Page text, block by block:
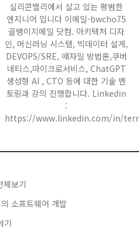
실리콘밸리에서 살고 있는 평범한
엔지니어 입니다 이메일-bwcho75
골뱅이지메일 닷컴. 아키텍처 디자
인, 머신러닝 시스템, 빅데이터 설계,
DEVOPS/SRE, 애자일 방법론,쿠버
네티스,마이크로서비스, ChatGPT
생성형 AI , CTO 등에 대한 기술 멘
토링과 강의 진행합니다. Linkedin
:
https://www.linkedin.com/in/
체보기
소프트웨어 개발
기